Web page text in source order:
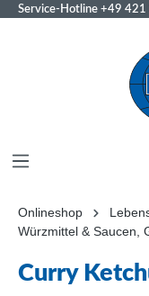
Service-Hotline +49
Onlineshop
Würzmittel & Saucen,
Curry